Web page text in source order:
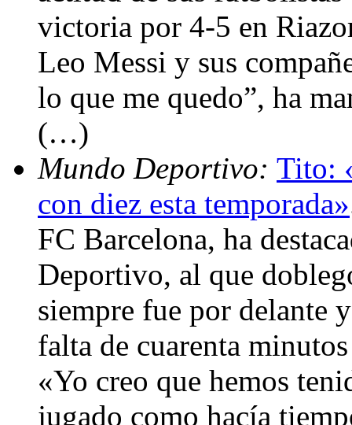
victoria por 4-5 en
Leo Messi y sus
lo que me quedo”, ha
(…)
Mundo Deportivo: Tito:
con diez esta temporada»
FC Barcelona, ha
Deportivo, al que
siempre fue por delante
falta de cuarenta
«Yo creo que hemos
jugado como hacía